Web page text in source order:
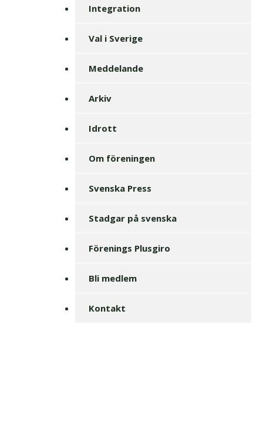
Integration
Val i Sverige
Meddelande
Arkiv
Idrott
Om föreningen
Svenska Press
Stadgar på svenska
Förenings Plusgiro
Bli medlem
Kontakt